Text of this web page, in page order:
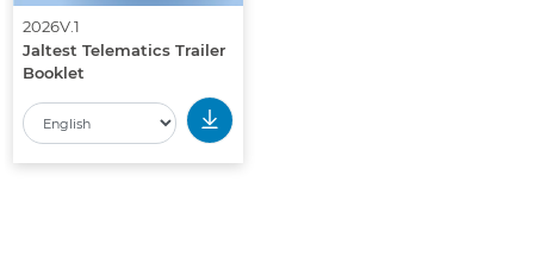
2026V.1
Jaltest Telematics Trailer
Booklet